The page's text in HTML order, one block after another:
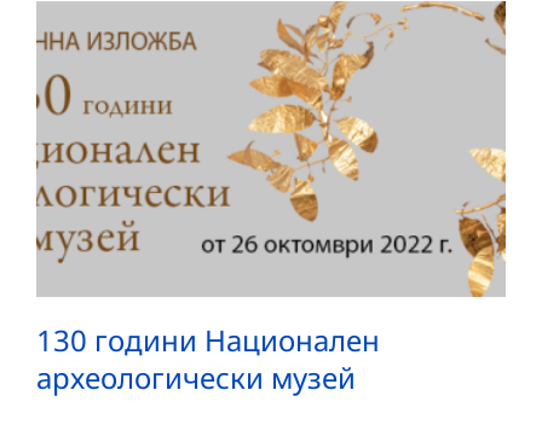
130 години Национален
археологически музей